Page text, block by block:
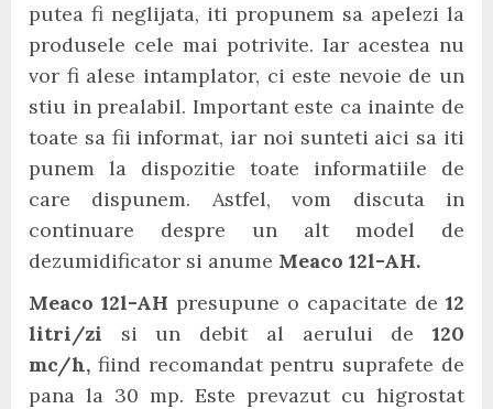
putea fi neglijata, iti propunem sa apelezi la
produsele cele mai potrivite. Iar acestea nu
vor fi alese intamplator, ci este nevoie de un
stiu in prealabil. Important este ca inainte de
toate sa fii informat, iar noi sunteti aici sa iti
punem la dispozitie toate informatiile de
care dispunem. Astfel, vom discuta in
continuare despre un alt model de
dezumidificator si anume Meaco 12l-AH.
Meaco 12l-AH presupune o capacitate de 12
litri/zi si un debit al aerului de 120
mc/h, fiind recomandat pentru suprafete de
pana la 30 mp. Este prevazut cu higrostat